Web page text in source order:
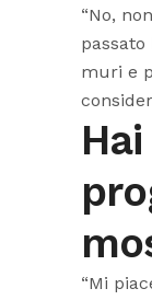
“No,
muri e
“Mi